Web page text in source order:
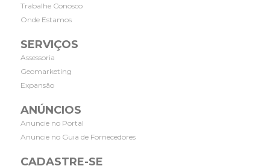
Trabalhe Conosco
Onde Estamos
SERVIÇOS
Assessoria
Geomarketing
Expansão
ANÚNCIOS
Anuncie no Portal
Anuncie no Guia de Fornecedores
CADASTRE-SE